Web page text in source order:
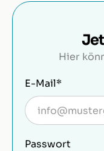
Hier
E-Mail*
Passwort